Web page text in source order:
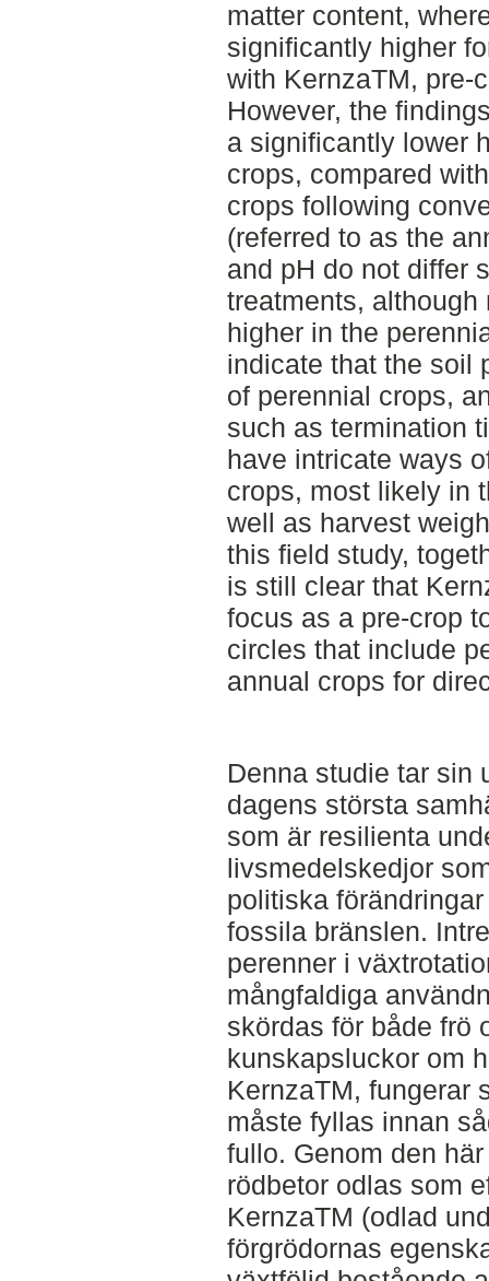
matter content,
significantly higher
with KernzaTM, pre-
However, the
a significantly lower
crops, compared
crops following
(referred to as the
and pH do not differ
treatments,
higher in the
indicate that the soil
of perennial crops,
such as termination
have intricate ways
crops, most likely in
well as harvest
this field study,
is still clear that
focus as a pre-crop
circles that include
annual crops for
Denna studie tar sin
dagens största
som är resilienta
livsmedelskedjor
politiska
fossila bränslen.
perenner i
mångfaldiga
skördas för både frö
kunskapsluckor om
KernzaTM, fungerar
måste fyllas innan
fullo. Genom den
rödbetor odlas som
KernzaTM (odlad
förgrödornas